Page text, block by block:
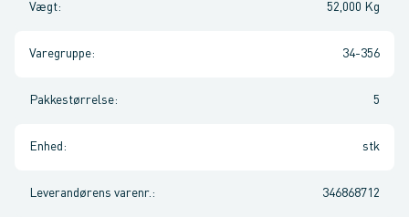
Vægt: 52,000 Kg
Varegruppe: 34-356
Pakkestørrelse: 5
Enhed : stk
Leverandørens varenr. : 346868712